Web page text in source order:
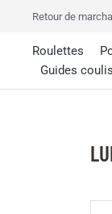
Retour de
Roulettes
Guides